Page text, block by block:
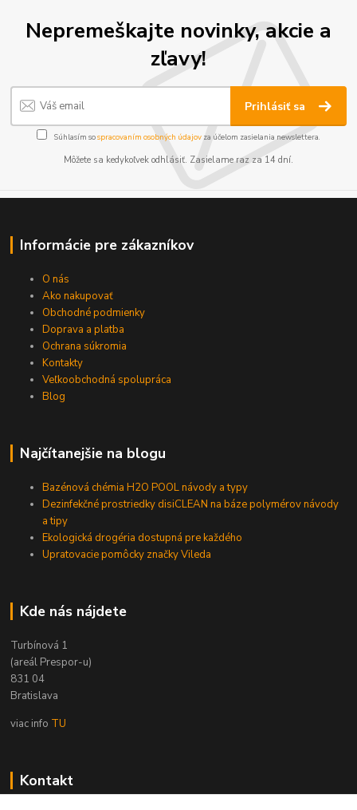
Nepremeškajte novinky, akcie a
zľavy!
Prihlásiť sa
Súhlasím sospracovaním osobných údajov za účelom zasielania newslettera.
Môžete sa kedykoľvek odhlásiť. Zasielame raz za 14 dní.
Informácie pre zákazníkov
O nás
Ako nakupovať
Obchodné podmienky
Doprava a platba
Ochrana súkromia
Kontakty
Veľkoobchodná spolupráca
Blog
Najčítanejšie na blogu
Bazénová chémia H2O POOL návody a typy
Dezinfekčné prostriedky disiCLEAN na báze polymérov návody
a tipy
Ekologická drogéria dostupná pre každého
Upratovacie pomôcky značky Vileda
Kde nás nájdete
Turbínová 1
(areál Prespor-u)
831 04
Bratislava
viac info TU
Kontakt